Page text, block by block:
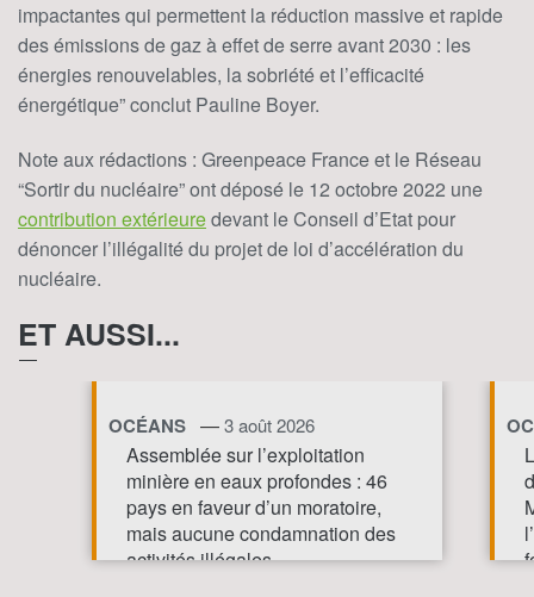
impactantes qui permettent la réduction massive et rapide
des émissions de gaz à effet de serre avant 2030 : les
énergies renouvelables, la sobriété et l’efficacité
énergétique” conclut Pauline Boyer.
Note aux rédactions : Greenpeace France et le Réseau
“Sortir du nucléaire” ont déposé le 12 octobre 2022 une
contribution extérieuredevant le Conseil d’Etat pour
dénoncer l’illégalité du projet de loi d’accélération du
nucléaire.
ET AUSSI...
OCÉANS —3 août 2026
Assemblée sur l’exploitation
minière en eaux profondes : 46
pays en faveur d’un moratoire,
mais aucune condamnation des
activités illégales